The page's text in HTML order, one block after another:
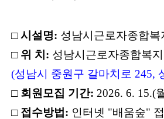
□시설명: 성남시근로자종합복
□ 위 치 : 성남시근로자종합복
(성남시 중원구 갈마치로 245,
□ 회원모집 기간: 2026. 6. 15.(
□ 접수방법 : 인터넷 "배움숲"